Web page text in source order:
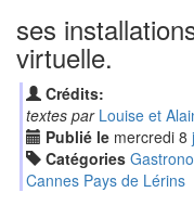
ses
virtuelle.
Crédits:
textes par Louise et
Publié le mercredi 8
Catégories
Cannes Pays de Lérins